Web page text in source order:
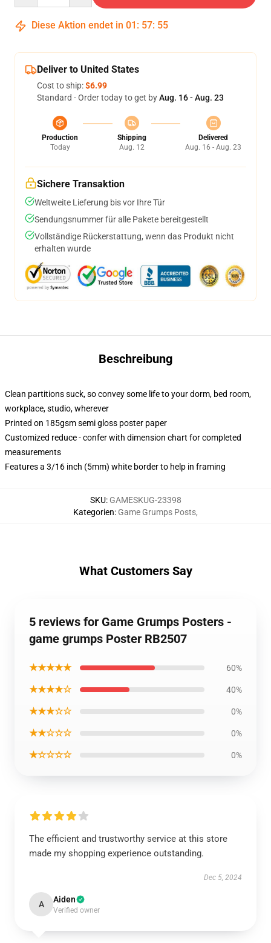
Diese Aktion endet in 01 : 57: 54
Deliver to United States
Cost to ship:$6.99
Standard - Order today to get byAug. 16 - Aug. 23
Production
Today
Shipping
Aug. 12
Delivered
Aug. 16 - Aug. 23
Sichere Transaktion
Weltweite Lieferung bis vor Ihre Tür
Sendungsnummer für alle Pakete bereitgestellt
Vollständige Rückerstattung, wenn das Produkt nicht
erhalten wurde
Beschreibung
Clean partitions suck, so convey some life to your dorm, bed room,
workplace, studio, wherever
Printed on 185gsm semi gloss poster paper
Customized reduce - confer with dimension chart for completed
measurements
Features a 3/16 inch (5mm) white border to help in framing
SKU: GAMESKUG-23398
Kategorien: Game Grumps Posts,
What Customers Say
5 reviews for Game Grumps Posters -
game grumps Poster RB2507
★★★★★ 60%
★★★★☆ 40%
★★★☆☆ 0%
★★☆☆☆ 0%
★☆☆☆☆ 0%
The efficient and trustworthy service at this store
made my shopping experience outstanding.
Dec 5, 2024
A Aiden
Verified owner